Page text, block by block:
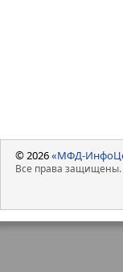
© 2026«МФД-
Все права защищены.